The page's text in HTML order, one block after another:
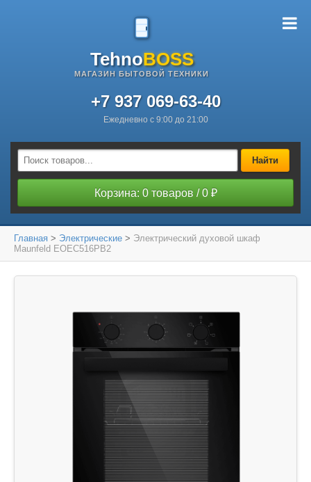
TehnoBOSS
МАГАЗИН БЫТОВОЙ ТЕХНИКИ
+7 937 069-63-40
Ежедневно с 9:00 до 21:00
Найти
Корзина: 0 товаров / 0 ₽
Главная > Электрические > Электрический духовой шкаф
Maunfeld EOEC516PB2